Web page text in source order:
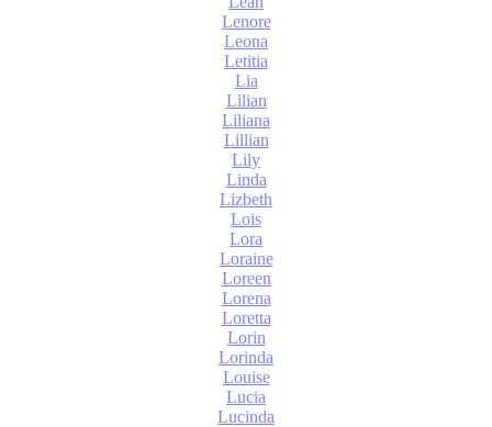
Lenore
Leona
Letitia
Lia
Lilian
Liliana
Lillian
Lily
Linda
Lizbeth
Lois
Lora
Loraine
Loreen
Lorena
Loretta
Lorin
Lorinda
Louise
Lucia
Lucinda